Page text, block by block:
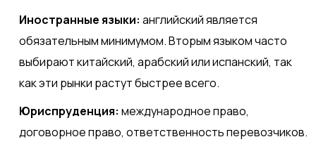
Иностранные языки: английский является
обязательным минимумом. Вторым языком часто
выбирают китайский, арабский или испанский, так
как эти рынки растут быстрее всего.
Юриспруденция: международное право,
договорное право, ответственность перевозчиков.